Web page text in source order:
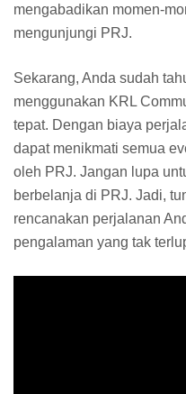
mengabadikan momen-
mengunjungi PRJ.
Sekarang, Anda sudah
menggunakan KRL
tepat. Dengan biaya
dapat menikmati semua
oleh PRJ. Jangan lupa
berbelanja di PRJ. Jadi,
rencanakan perjalanan
pengalaman yang tak